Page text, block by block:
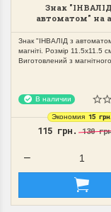
Галина
Знак
автоматом" на
Знак "ІНВАЛІД з
магніті. Розмір 11.5х11.5
Виготовлений з магнітного
В наличии
Экономия 15 грн.
115 грн.130